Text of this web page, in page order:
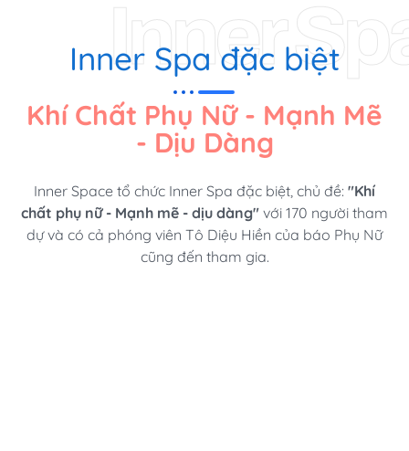
Inner
Inner Spa đặc biệt
Khí Chất Phụ Nữ - Mạnh Mẽ
- Dịu Dàng
Inner Space tổ chức Inner Spa đặc biệt, chủ đề: "Khí
chất phụ nữ - Mạnh mẽ - dịu dàng" với 170 người tham
dự và có cả phóng viên Tô Diệu Hiền của báo Phụ Nữ
cũng đến tham gia.